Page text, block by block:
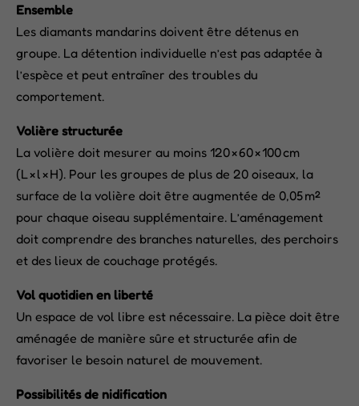
Ensemble
Les diamants mandarins doivent être détenus en
groupe. La détention individuelle n’est pas adaptée à
l’espèce et peut entraîner des troubles du
comportement.
Volière structurée
La volière doit mesurer au moins 120 × 60 × 100 cm
(L × l × H). Pour les groupes de plus de 20 oiseaux, la
surface de la volière doit être augmentée de 0,05 m²
pour chaque oiseau supplémentaire. L’aménagement
doit comprendre des branches naturelles, des perchoirs
et des lieux de couchage protégés.
Vol quotidien en liberté
Un espace de vol libre est nécessaire. La pièce doit être
aménagée de manière sûre et structurée afin de
favoriser le besoin naturel de mouvement.
Possibilités de nidification